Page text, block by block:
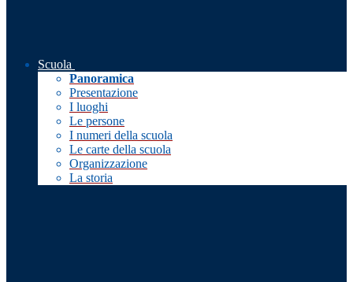
Scuola
Panoramica
Presentazione
I luoghi
Le persone
I numeri della scuola
Le carte della scuola
Organizzazione
La storia